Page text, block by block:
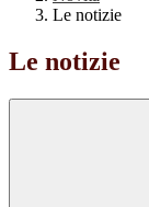
Le notizie
Le notizie